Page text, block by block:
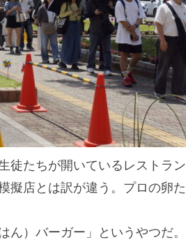
徒たちが開いているレストラン
擬店とは訳が違う。プロの卵た
）バーガー」というやつだ。